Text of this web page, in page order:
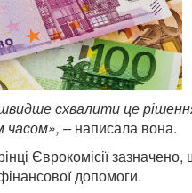
схвалити це
часом», –написала вона.
Єврокомісії
допомоги.